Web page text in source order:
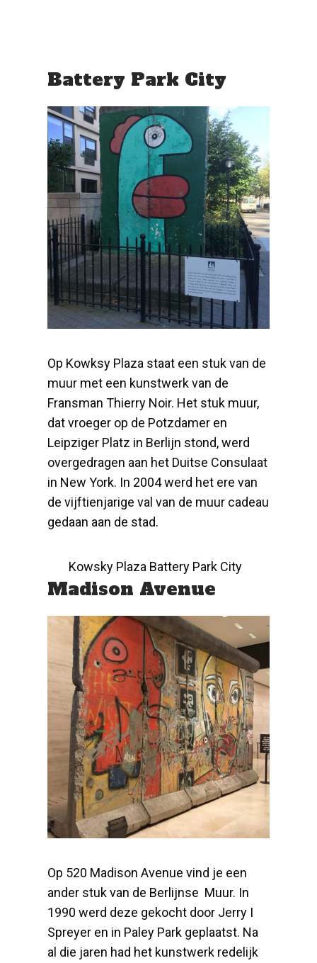
Battery Park City
Op Kowksy Plaza staat een stuk van de
muur met een kunstwerk van de
Fransman Thierry Noir. Het stuk muur,
dat vroeger op de Potzdamer en
Leipziger Platz in Berlijn stond, werd
overgedragen aan het Duitse Consulaat
in New York. In 2004 werd het ere van
de vijftienjarige val van de muur cadeau
gedaan aan de stad.
Kowsky Plaza Battery Park City
Madison Avenue
Op 520 Madison Avenue vind je een
ander stuk van de Berlijnse Muur. In
1990 werd deze gekocht door Jerry I
Spreyer en in Paley Park geplaatst. Na
al die jaren had het kunstwerk redelijk